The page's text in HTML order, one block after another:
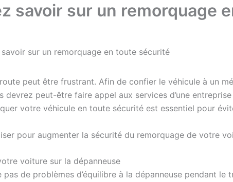
savoir sur un remorquage
sur un remorquage en toute sécurité
peut être frustrant. Afin de confier le véhicule à un
devrez peut-être faire appel aux services d’une
votre véhicule en toute sécurité est essentiel pour
pour augmenter la sécurité du remorquage de votre
voiture sur la dépanneuse
pas de problèmes d’équilibre à la dépanneuse pendant